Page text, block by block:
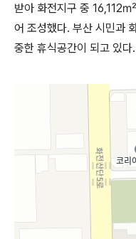
받아 화전지구 중 16,112
어 조성했다. 부산 시민과
중한 휴식공간이 되고 있다.